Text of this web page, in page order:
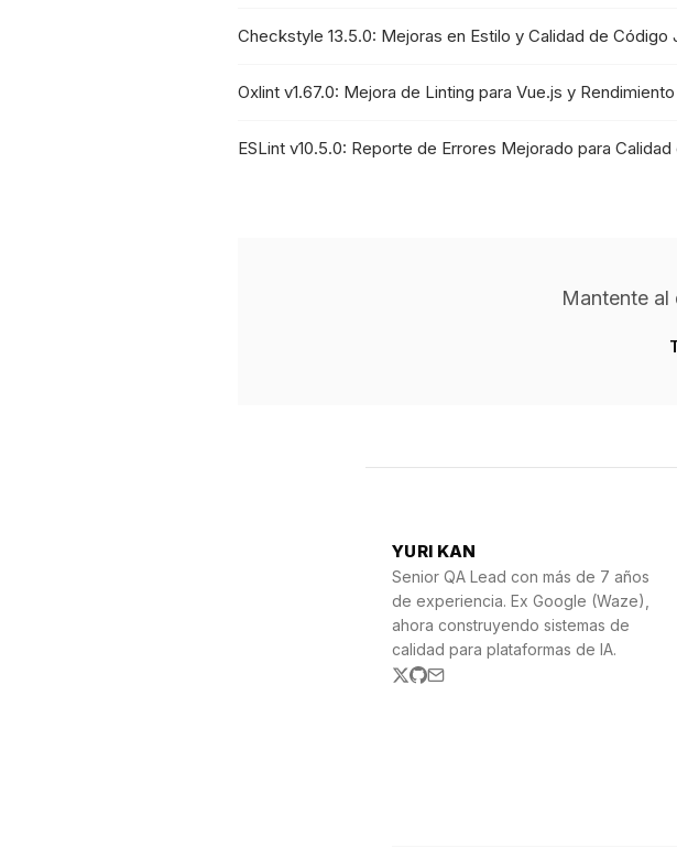
Checkstyle 13.5.0: Mejoras en Estilo y Calidad de Código
Oxlint v1.67.0: Mejora de Linting para Vue.js y Rendimiento
ESLint v10.5.0: Reporte de Errores Mejorado para
Mantente al
YURI KAN
Senior QA Lead con más de 7 años
de experiencia. Ex Google (Waze),
ahora construyendo sistemas de
calidad para plataformas de IA.